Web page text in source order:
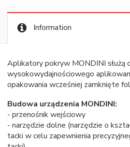
Information
Aplikatory pokryw MONDINI służą
wysokowydajnościowego
opakowania wcześniej zamknięte
Budowa urządzenia MONDINI:
- przenośnik wejściowy
- narzędzie dolne (narzędzie o
tacki w celu zapewnienia